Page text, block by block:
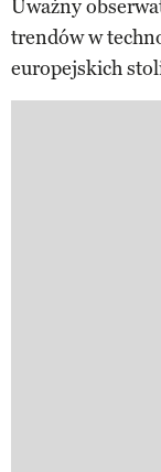
Uważny
trendów w
europejskich